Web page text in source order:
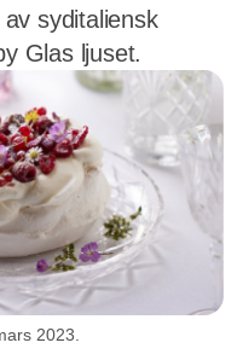
syditaliensk
Glas ljuset.
2023.